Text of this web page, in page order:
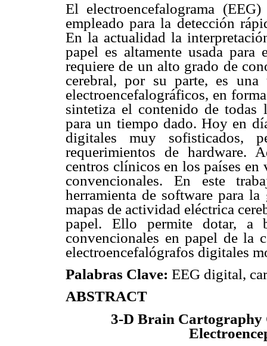
El electroencefalograma
empleado para la detección
En la actualidad la
papel es altamente usada
requiere de un alto grado de
cerebral, por su parte, es una
electroencefalográficos, en
sintetiza el contenido de todas
para un tiempo dado. Hoy en
digitales muy sofisticados,
requerimientos de hardware.
centros clínicos en los países en
convencionales. En este
herramienta de software para
mapas de actividad eléctrica
papel. Ello permite dotar, a
convencionales en papel de la
electroencefalógrafos digitales
Palabras Clave: EEG digital,
ABSTRACT
3-D Brain Cartography